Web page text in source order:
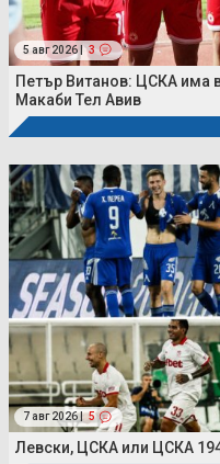
5 авг 2026 | 3
Петър Витанов: ЦСКА има
Макаби Тел Авив
7 авг 2026 | 5
Левски, ЦСКА или ЦСКА